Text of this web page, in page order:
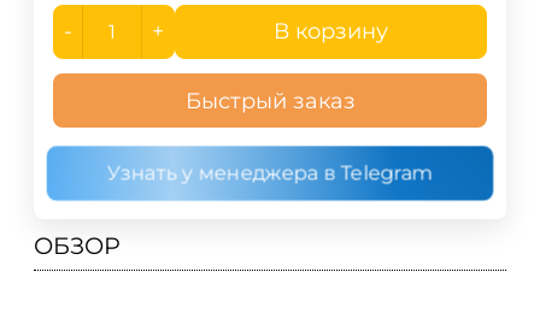
- + В корзину
Быстрый заказ
Узнать у менеджера в Telegram
ОБЗОР